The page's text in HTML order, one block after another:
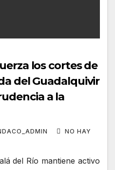
los cortes de
del Guadalquivir
a la
NO HAY
del Río mantiene activo